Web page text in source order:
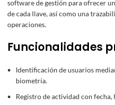
software de gestión para ofrecer
de cada llave, así como una
operaciones.
Funcionalidades
Identificación de usuarios
biometría.
Registro de actividad con